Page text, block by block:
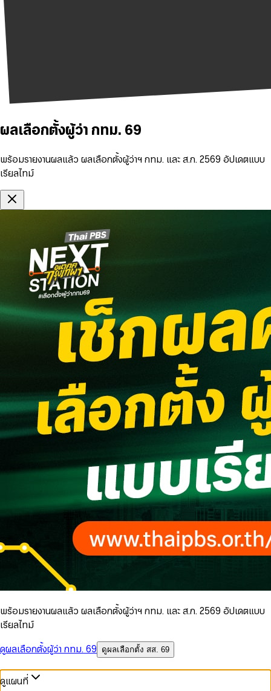
ผลเลือกตั้งผู้ว่า กทม. 69
พร้อมรายงานผลแล้ว ผลเลือกตั้งผู้ว่าฯ กทม. และ ส.ก. 2569 อัปเดตแบบ
เรียลไทม์
พร้อมรายงานผลแล้ว ผลเลือกตั้งผู้ว่าฯ กทม. และ ส.ก. 2569 อัปเดตแบบ
เรียลไทม์
ดูผลเลือกตั้งผู้ว่า กทม. 69
ดูผลเลือกตั้ง สส. 69
ดูแผนที่